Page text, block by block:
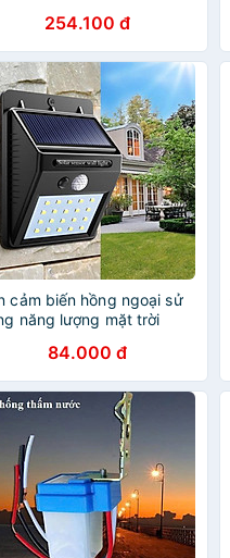
254.100 đ
cảm biến hồng ngoại sử
năng lượng mặt trời
84.000 đ